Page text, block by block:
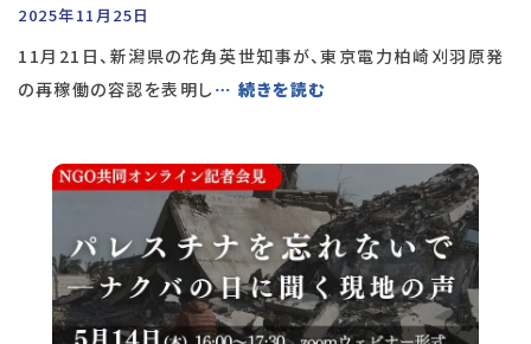
2025年11月25日
11月21日、新潟県の花角英世知事が、東京電力柏崎刈羽原発
の再稼働の容認を表明し… 続きを読む